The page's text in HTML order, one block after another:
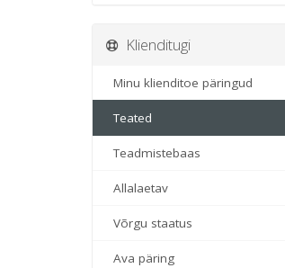
Klienditugi
Minu klienditoe päringud
Teated
Teadmistebaas
Allalaetav
Võrgu staatus
Ava päring